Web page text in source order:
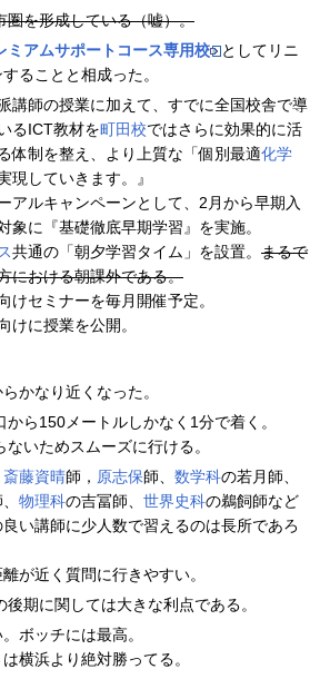
圏を形成している（嘘）。
ミアムサポートコース専用校
としてリニ
ることと相成った。
派講師の授業に加えて、すでに全国校舎で導
るICT教材を町田校ではさらに効果的に活
体制を整え、より上質な「個別最適化学
現していきます。』
アルキャンペーンとして、2月から早期入
象に『基礎徹底早期学習』を実施。
共通の「朝夕学習タイム」を設置。 まるで
における朝課外である。
けセミナーを毎月開催予定。
けに授業を公開。
かなり近くなった。
から150メートルしかなく1分で着く。
ないためスムーズに行ける。
斎藤資晴師， 原志保師、 数学科の若月師、
物理科の吉冨師、 世界史科の鵜飼師など
い講師に少人数で習えるのは長所であろ
が近く質問に行きやすい。
後期に関しては大きな利点である。
ボッチには最高。
横浜より絶対勝ってる。